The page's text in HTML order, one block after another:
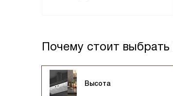
Почему стоит
Высота